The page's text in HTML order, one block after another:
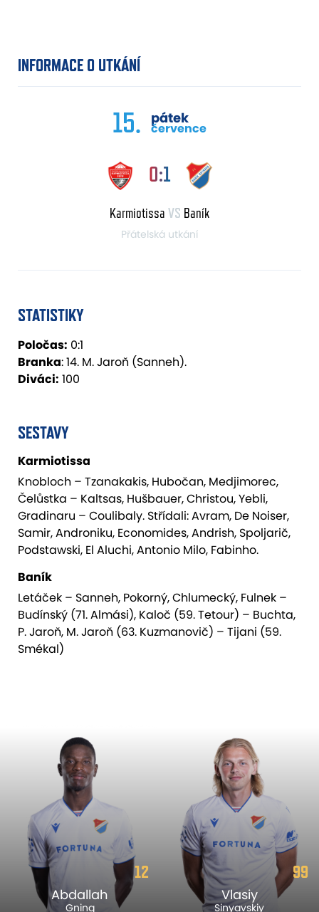
INFORMACE O UTKÁNÍ
15. pátek
července
0:1
Karmiotissa VS Baník
Přátelská utkání
STATISTIKY
Poločas: 0:1
Branka: 14. M. Jaroň (Sanneh).
Diváci: 100
SESTAVY
Karmiotissa
Knobloch – Tzanakakis, Hubočan, Medjimorec,
Čelůstka – Kaltsas, Hušbauer, Christou, Yebli,
Gradinaru – Coulibaly. Střídali: Avram, De Noiser,
Samir, Androniku, Economides, Andrish, Spoljarič,
Podstawski, El Aluchi, Antonio Milo, Fabinho.
Baník
Letáček – Sanneh, Pokorný, Chlumecký, Fulnek –
Budínský (71. Almási), Kaloč (59. Tetour) – Buchta,
P. Jaroň, M. Jaroň (63. Kuzmanovič) – Tijani (59.
Smékal)
12
Abdallah
Gning
99
Vlasiy
Sinyavskiy